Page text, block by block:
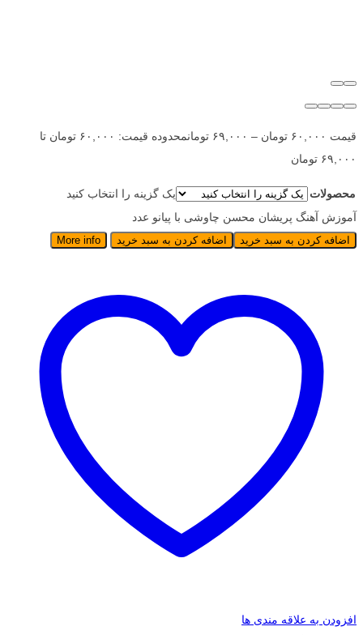
قیمت ۶۰,۰۰۰ تومان – ۶۹,۰۰۰ تومان
محدوده قیمت: ۶۰,۰۰۰ تومان تا
۶۹,۰۰۰ تومان
محصولات
یک گزینه را انتخاب کنید
آموزش آهنگ پریشان محسن چاوشی با پیانو عدد
اضافه کردن به سبد خرید اضافه کردن به سبد خرید More info
افزودن به علاقه مندی ها